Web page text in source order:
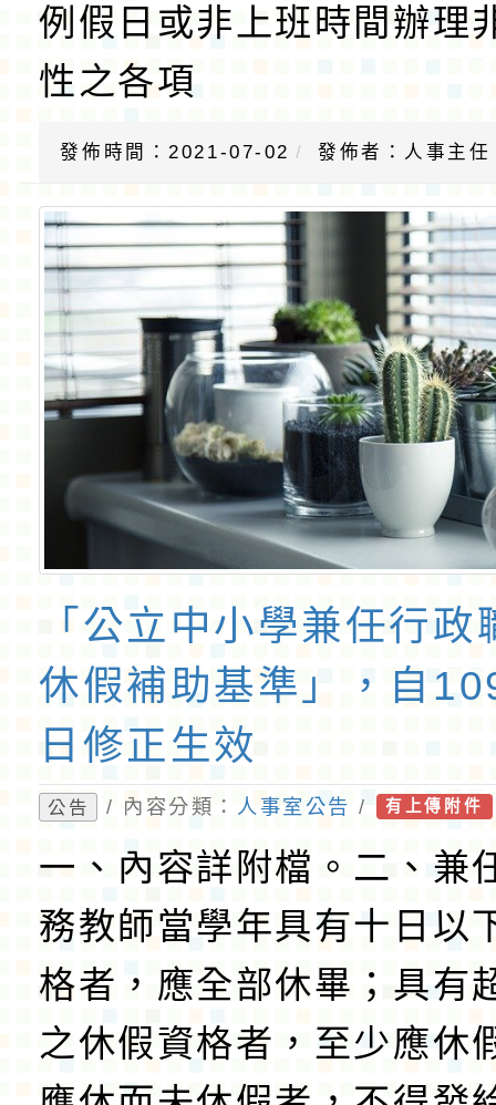
例假日或非上班時間辦理
性之各項
發佈時間：2021-07-02 發佈者：人事主任
「公立中小學兼任行政
休假補助基準」，自
日修正生效
公告 / 內容分類： 人事室公告 / 有上傳附件
一、內容詳附檔。二、兼
務教師當學年具有十日以
格者，應全部休畢；具有
之休假資格者，至少應休